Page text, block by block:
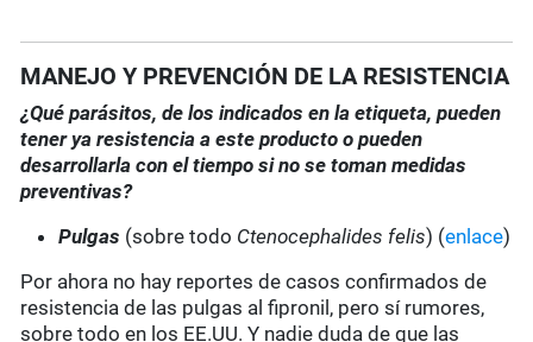
MANEJO Y PREVENCIÓN DE LA RESISTENCIA
¿Qué parásitos, de los indicados en la etiqueta, pueden
tener ya resistencia a este producto o pueden
desarrollarla con el tiempo si no se toman medidas
preventivas?
Pulgas (sobre todo Ctenocephalides felis) (enlace)
Por ahora no hay reportes de casos confirmados de
resistencia de las pulgas al fipronil, pero sí rumores,
sobre todo en los EE.UU. Y nadie duda de que las